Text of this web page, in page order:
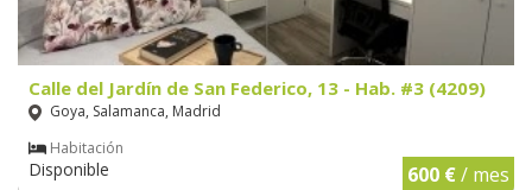
Calle del Jardín de San Federico, 13 - Hab. #3 (4209)
Goya, Salamanca, Madrid
Habitación
Disponible 600 €/ mes